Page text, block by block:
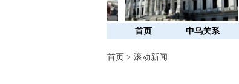
首页 中乌关系
首页 > 滚动新闻